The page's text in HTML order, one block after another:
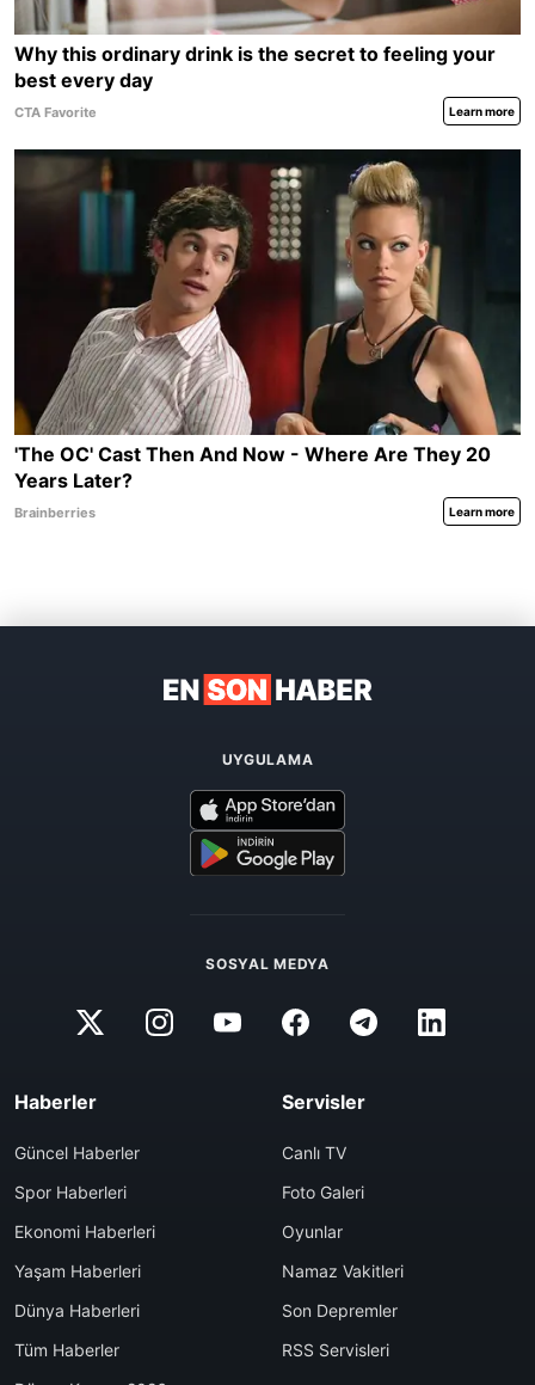
UYGULAMA
SOSYAL MEDYA
Haberler
Güncel Haberler
Spor Haberleri
Ekonomi Haberleri
Yaşam Haberleri
Dünya Haberleri
Tüm Haberler
Servisler
Canlı TV
Foto Galeri
Oyunlar
Namaz Vakitleri
Son Depremler
RSS Servisleri